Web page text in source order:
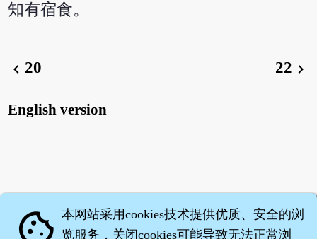
知有宿食。
chevron_left 20 22 chevron_right
English version
cookie 本网站采用cookies技术提供优质、安全的浏
览服务，关闭cookies可能导致无法正常浏